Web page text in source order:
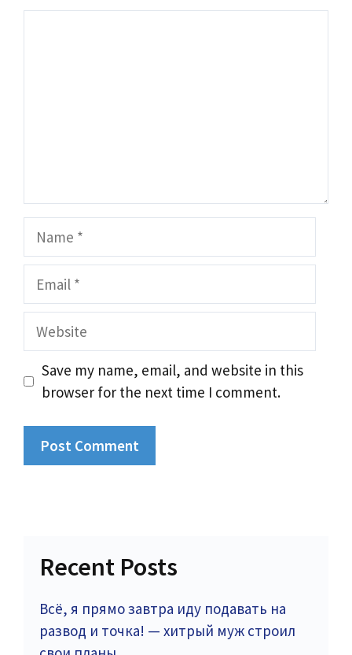
Name
Email
Website
Save my name, email, and website in this
browser for the next time I comment.
Recent Posts
Всё, я прямо завтра иду подавать на
развод и точка! — хитрый муж строил